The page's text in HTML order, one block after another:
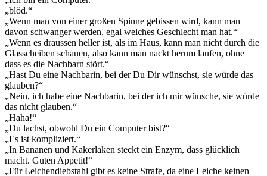
„blöd.“
„Wenn man von einer großen Spinne gebissen wird, kann man
davon schwanger werden, egal welches Geschlecht man hat.“
„Wenn es draussen heller ist, als im Haus, kann man nicht durch die
Glasscheiben schauen, also kann man nackt herum laufen, ohne
dass es die Nachbarn stört.“
„Hast Du eine Nachbarin, bei der Du Dir wünschst, sie würde das
glauben?“
„Nein, ich habe eine Nachbarin, bei der ich mir wünsche, sie würde
das nicht glauben.“
„Haha!“
„Du lachst, obwohl Du ein Computer bist?“
„Es ist kompliziert.“
„In Bananen und Kakerlaken steckt ein Enzym, dass glücklich
macht. Guten Appetit!“
„Für Leichendiebstahl gibt es keine Strafe, da eine Leiche keinen